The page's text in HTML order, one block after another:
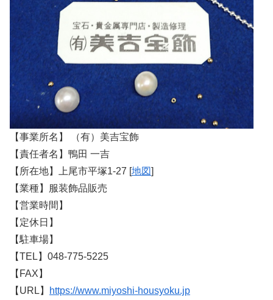
【事業所名】 （有）美吉宝飾
【責任者名】鴨田 一吉
【所在地】上尾市平塚1-27 [地図]
【業種】服装飾品販売
【営業時間】
【定休日】
【駐車場】
【TEL】048-775-5225
【FAX】
【URL】
https://www.miyoshi-housyoku.jp